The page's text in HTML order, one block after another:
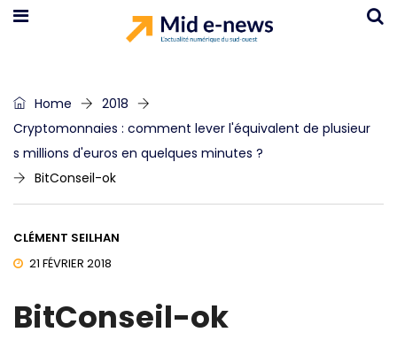
Home
2018
Cryptomonnaies : comment lever l'équivalent de plusieur
s millions d'euros en quelques minutes ?
BitConseil-ok
CLÉMENT SEILHAN
21 FÉVRIER 2018
BitConseil-ok